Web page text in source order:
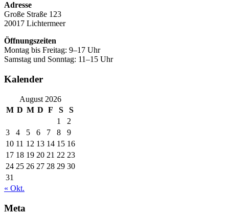
Adresse
Große Straße 123
20017 Lichtermeer
Öffnungszeiten
Montag bis Freitag: 9–17 Uhr
Samstag und Sonntag: 11–15 Uhr
Kalender
August 2026
M D M D F S
S
1
2
3
4 5 6 7 8
9
10 11 12 13 14 15 16
17 18 19 20 21 22 23
24 25 26 27 28 29 30
31
« Okt.
Meta